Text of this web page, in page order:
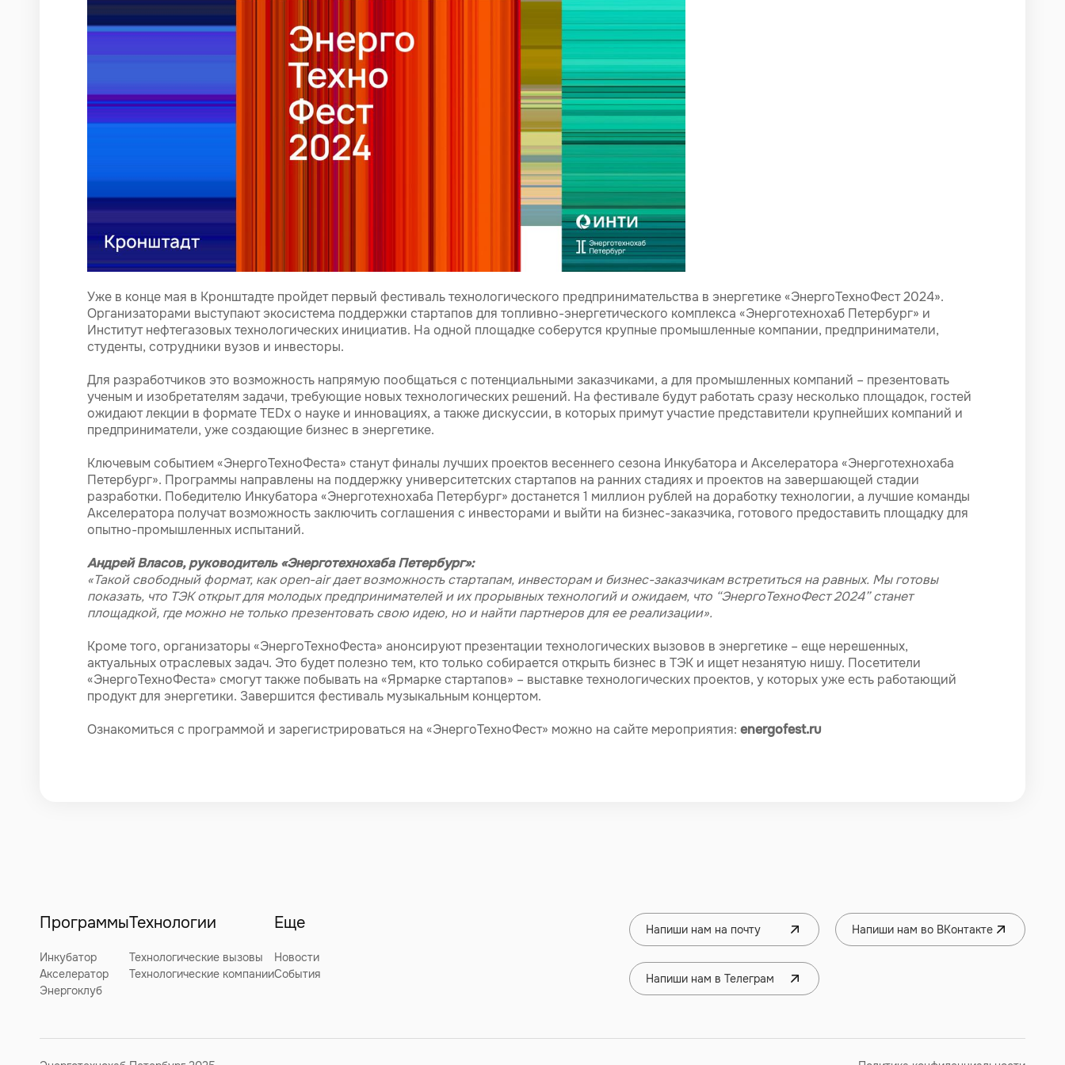
Уже в конце мая в Кронштадте пройдет первый фестиваль технологического предпринимательства в энергетике «ЭнергоТехноФест 2024».
Организаторами выступают экосистема поддержки стартапов для топливно-энергетического комплекса «Энерготехнохаб Петербург» и
Институт нефтегазовых технологических инициатив. На одной площадке соберутся крупные промышленные компании, предприниматели,
студенты, сотрудники вузов и инвесторы.
Для разработчиков это возможность напрямую пообщаться с потенциальными заказчиками, а для промышленных компаний – презентовать
ученым и изобретателям задачи, требующие новых технологических решений. На фестивале будут работать сразу несколько площадок, гостей
ожидают лекции в формате TEDx о науке и инновациях, а также дискуссии, в которых примут участие представители крупнейших компаний и
предприниматели, уже создающие бизнес в энергетике.
Ключевым событием «ЭнергоТехноФеста» станут финалы лучших проектов весеннего сезона Инкубатора и Акселератора «Энерготехнохаба
Петербург». Программы направлены на поддержку университетских стартапов на ранних стадиях и проектов на завершающей стадии
разработки. Победителю Инкубатора «Энерготехнохаба Петербург» достанется 1 миллион рублей на доработку технологии, а лучшие команды
Акселератора получат возможность заключить соглашения с инвесторами и выйти на бизнес-заказчика, готового предоставить площадку для
опытно-промышленных испытаний.
Андрей Власов, руководитель «Энерготехнохаба Петербург»:
«Такой свободный формат, как open-air дает возможность стартапам, инвесторам и бизнес-заказчикам встретиться на равных. Мы готовы
показать, что ТЭК открыт для молодых предпринимателей и их прорывных технологий и ожидаем, что “ЭнергоТехноФест 2024” станет
площадкой, где можно не только презентовать свою идею, но и найти партнеров для ее реализации».
Кроме того, организаторы «ЭнергоТехноФеста» анонсируют презентации технологических вызовов в энергетике – еще нерешенных,
актуальных отраслевых задач. Это будет полезно тем, кто только собирается открыть бизнес в ТЭК и ищет незанятую нишу. Посетители
«ЭнергоТехноФеста» смогут также побывать на «Ярмарке стартапов» – выставке технологических проектов, у которых уже есть работающий
продукт для энергетики. Завершится фестиваль музыкальным концертом.
Ознакомиться с программой и зарегистрироваться на «ЭнергоТехноФест» можно на сайте мероприятия: energofest.ru
Программы
Инкубатор
Акселератор
Энергоклуб
Технологии
Технологические вызовы
Технологические компании
Еще
Новости
События
Напиши нам на почту Напиши нам во ВКонтакте
Напиши нам в Телеграм